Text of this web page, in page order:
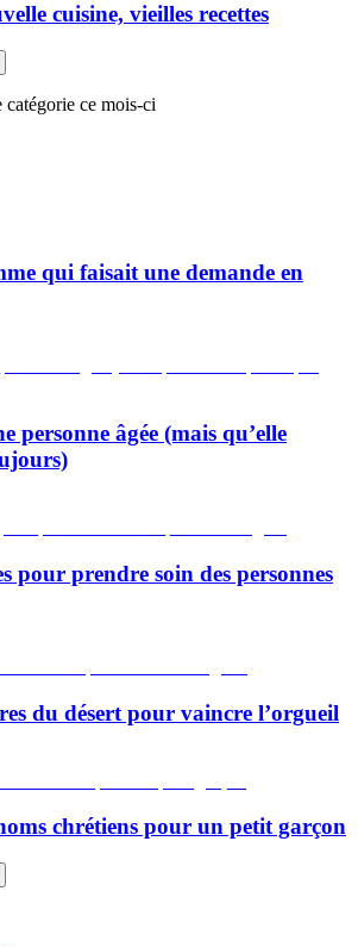
cuisine, vieilles recettes
catégorie ce mois-ci
qui faisait une demande en
personne âgée (mais qu’elle
pour prendre soin des personnes
du désert pour vaincre l’orgueil
chrétiens pour un petit garçon